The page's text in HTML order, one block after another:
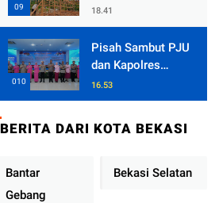
Huntara Sat
Brimob Polda
Sumbar Terus
Berjalan di Pauh
18.41
Pisah Sambut PJU
dan Kapolres
Jajaran, Kapolda
Metro Jaya
Pelayanan Publik
16.53
BERITA DARI KOTA BEKASI
Bantar
Gebang
Bekasi Selatan